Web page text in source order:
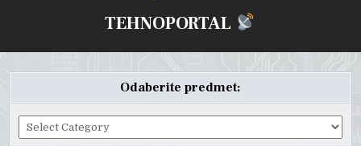
TEHNOPORTAL
Odaberite predmet:
Odaberite
predmet: